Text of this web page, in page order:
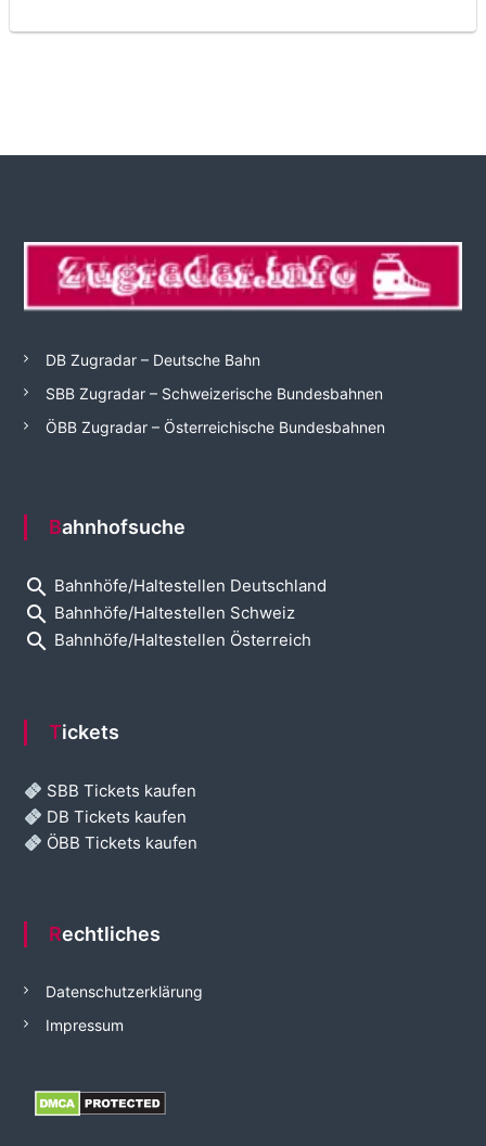
DB Zugradar – Deutsche Bahn
SBB Zugradar – Schweizerische Bundesbahnen
ÖBB Zugradar – Österreichische Bundesbahnen
Bahnhofsuche
search Bahnhöfe/Haltestellen Deutschland
search Bahnhöfe/Haltestellen Schweiz
search Bahnhöfe/Haltestellen Österreich
Tickets
SBB Tickets kaufen
DB Tickets kaufen
ÖBB Tickets kaufen
Rechtliches
Datenschutzerklärung
Impressum